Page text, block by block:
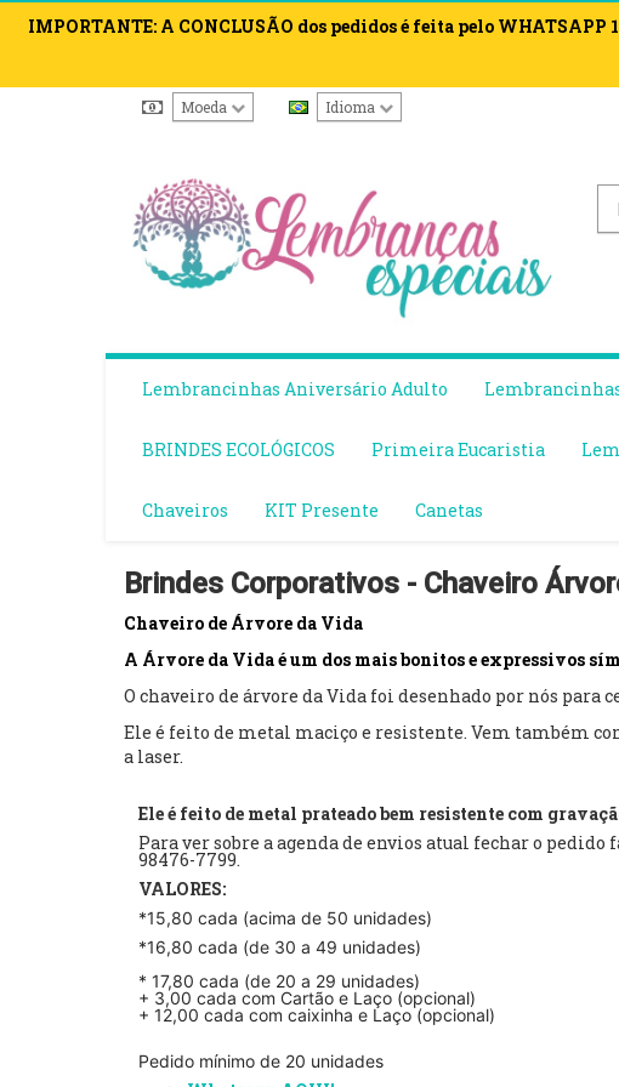
IMPORTANTE: A CONCLUSÃO dos pedidos é feita pelo
Moeda Idioma
Lembrancinhas Aniversário Adulto
BRINDES ECOLÓGICOS Primeira Eucaristia
Chaveiros KIT Presente Canetas
Brindes Corporativos - Chaveiro
Chaveiro de Árvore da Vida
A Árvore da Vida é um dos mais bonitos e expressivos
O chaveiro de árvore da Vida foi desenhado por nós para
Ele é feito de metal maciço e resistente. Vem também
a laser.
Ele é feito de metal prateado bem resistente com
Para ver sobre a agenda de envios atual fechar o pedido
98476-7799.
VALORES:
*15,80 cada (acima de 50 unidades)
*16,80 cada (de 30 a 49 unidades)
* 17,80 cada (de 20 a 29 unidades)
+ 3,00 cada com Cartão e Laço (opcional)
+ 12,00 cada com caixinha e Laço (opcional)
Pedido mínimo de 20 unidades